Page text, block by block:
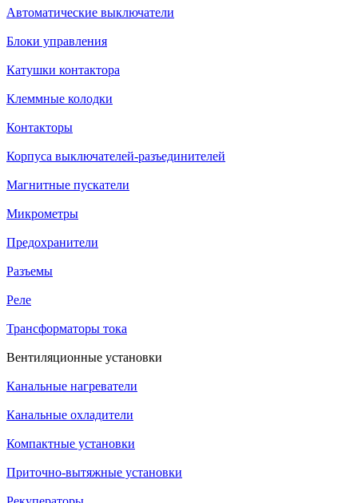
Автоматические выключатели
Блоки управления
Катушки контактора
Клеммные колодки
Контакторы
Корпуса выключателей-разъединителей
Магнитные пускатели
Микрометры
Предохранители
Разъемы
Реле
Трансформаторы тока
Вентиляционные установки
Канальные нагреватели
Канальные охладители
Компактные установки
Приточно-вытяжные установки